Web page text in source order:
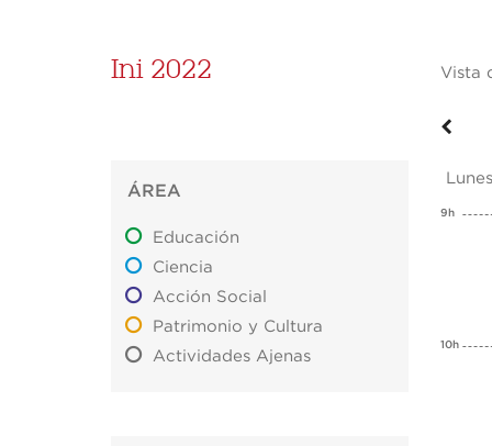
Ini 2022 Vista
ÁREA
Educación
Ciencia
Acción Social
Patrimonio y Cultura
Actividades Ajenas
9h
10h